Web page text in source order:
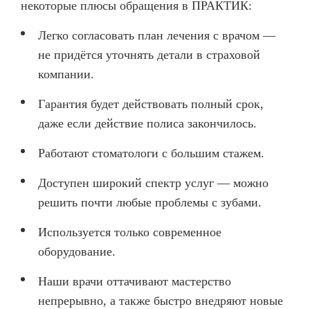
некоторые плюсы обращения в ПРАКТИК:
Легко согласовать план лечения с врачом —
не придётся уточнять детали в страховой
компании.
Гарантия будет действовать полный срок,
даже если действие полиса закончилось.
Работают стоматологи с большим стажем.
Доступен широкий спектр услуг — можно
решить почти любые проблемы с зубами.
Используется только современное
оборудование.
Наши врачи оттачивают мастерство
непрерывно, а также быстро внедряют новые